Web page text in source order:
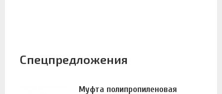
Спецпредложения
Муфта полипропиленовая